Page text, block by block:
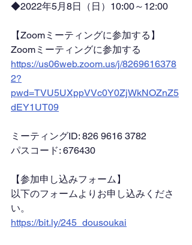
◆2022年5月8日（日）10:00～12:00
【Zoomミーティングに参加する】
Zoomミーティングに参加する
https://us06web.zoom.us/j/8269616378
2?
pwd=TVU5UXppVVc0Y0ZjWkNOZnZ5
dEY1UT09
ミーティングID: 826 9616 3782
パスコード: 676430
【参加申し込みフォーム】
以下のフォームよりお申し込みくださ
い。
https://bit.ly/245_dousoukai